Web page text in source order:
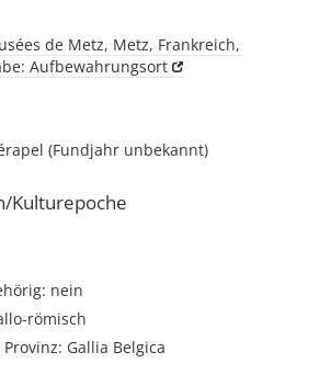
de Metz, Metz, Frankreich,
Aufbewahrungsort
(Fundjahr unbekannt)
Kulturepoche
nein
römisch
Gallia Belgica